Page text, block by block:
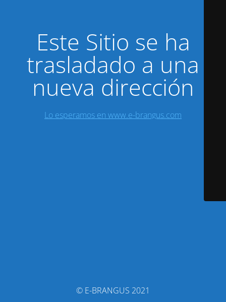
Este Sitio se ha
trasladado a una
nueva dirección
Lo esperamos en www.e-brangus.com
© E-BRANGUS 2021